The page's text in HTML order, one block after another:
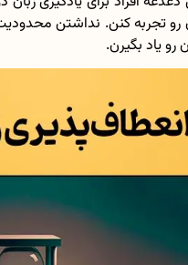
رو تجربه کنن. نداشتن
یاد بگیرن.